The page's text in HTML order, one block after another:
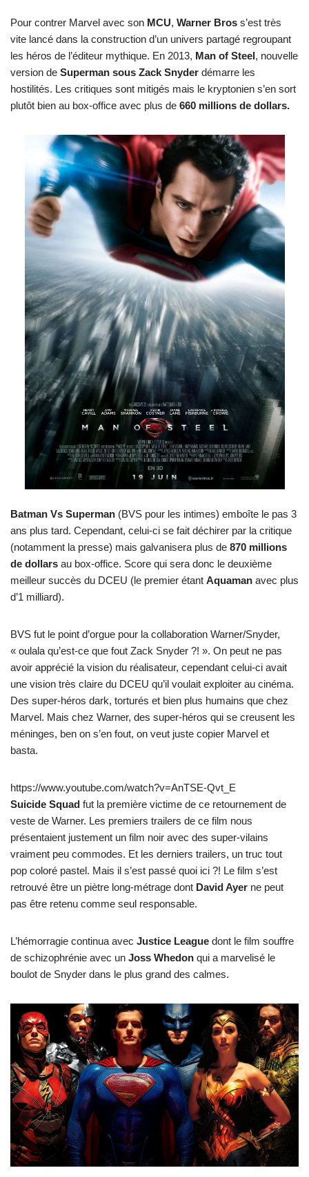
Pour contrer Marvel avec son MCU, Warner Bros s’est très
vite lancé dans la construction d’un univers partagé regroupant
les héros de l’éditeur mythique. En 2013, Man of Steel , nouvelle
version de Superman sous Zack Snyder démarre les
hostilités. Les critiques sont mitigés mais le kryptonien s’en sort
plutôt bien au box-office avec plus de 660 millions de dollars.
Batman Vs Superman (BVS pour les intimes) emboîte le pas 3
ans plus tard. Cependant, celui-ci se fait déchirer par la critique
(notamment la presse) mais galvanisera plus de 870 millions
de dollars au box-office. Score qui sera donc le deuxième
meilleur succès du DCEU (le premier étant Aquaman avec plus
d’1 milliard).
BVS fut le point d’orgue pour la collaboration Warner/Snyder,
« oulala qu’est-ce que fout Zack Snyder ?! ». On peut ne pas
avoir apprécié la vision du réalisateur, cependant celui-ci avait
une vision très claire du DCEU qu’il voulait exploiter au cinéma.
Des super-héros dark, torturés et bien plus humains que chez
Marvel. Mais chez Warner, des super-héros qui se creusent les
méninges, ben on s’en fout, on veut juste copier Marvel et
basta.
https://www.youtube.com/watch?v=AnTSE-Qvt_E
Suicide Squad fut la première victime de ce retournement de
veste de Warner. Les premiers trailers de ce film nous
présentaient justement un film noir avec des super-vilains
vraiment peu commodes. Et les derniers trailers, un truc tout
pop coloré pastel. Mais il s’est passé quoi ici ?! Le film s’est
retrouvé être un piètre long-métrage dont David Ayer ne peut
pas être retenu comme seul responsable.
L’hémorragie continua avec Justice League dont le film souffre
de schizophrénie avec un Joss Whedon qui a marvelisé le
boulot de Snyder dans le plus grand des calmes.